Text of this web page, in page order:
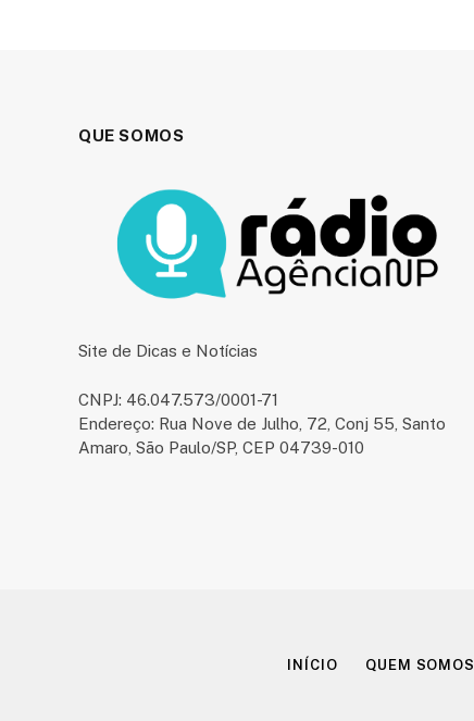
QUE SOMOS
Site de Dicas e Notícias
CNPJ: 46.047.573/0001-71
Endereço: Rua Nove de Julho, 72, Conj 55, Santo
Amaro, São Paulo/SP, CEP 04739-010
INÍCIO QUEM SOMOS